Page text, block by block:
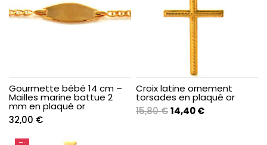
Gourmette bébé 14 cm –
Mailles marine battue 2
mm en plaqué or
32,00 €
Croix latine ornement
torsades en plaqué or
15,80€Le
14,40€Le